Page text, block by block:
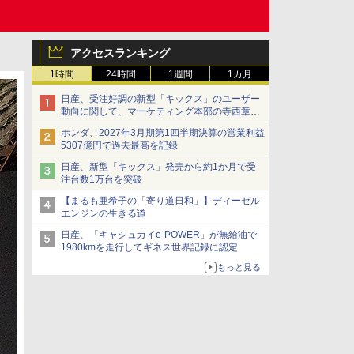
アクセスランキング
1時間 24時間 1週間 1カ月
日産、受注好調の新型「キックス」のユーザー
動向に関して、マーケティング本部の寺西章氏
が解説
ホンダ、2027年3月期第1四半期決算の営業利益
5307億円で過去最高を記録
日産、新型「キックス」発売から約1か月で受
注台数1万台を突破
【まるも亜希子の「寄り道日和」】ディーゼル
エンジンの生きる道
日産、「キャシュカイe-POWER」が無給油で
1980kmを走行してギネス世界記録に認定
もっと見る